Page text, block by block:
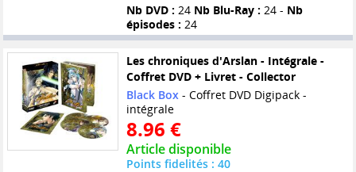
Nb DVD : 24 Nb Blu-Ray : 24 - Nb
épisodes : 24
Les chroniques d'Arslan - Intégrale -
Coffret DVD + Livret - Collector
Black Box - Coffret DVD Digipack -
intégrale
8.96 €
Article disponible
Points fidelités : 40